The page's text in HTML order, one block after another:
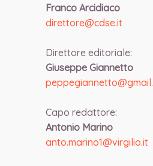
Franco Arcidiaco
direttore@cdse.it
Direttore editoriale:
Giuseppe Giannetto
Capo redattore:
Antonio Marino
anto.marino1@virgilio.it